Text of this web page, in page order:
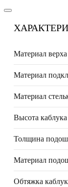
Материал верха
Материал
Материал
Высота каблука
Толщина
Материал
Обтяжка